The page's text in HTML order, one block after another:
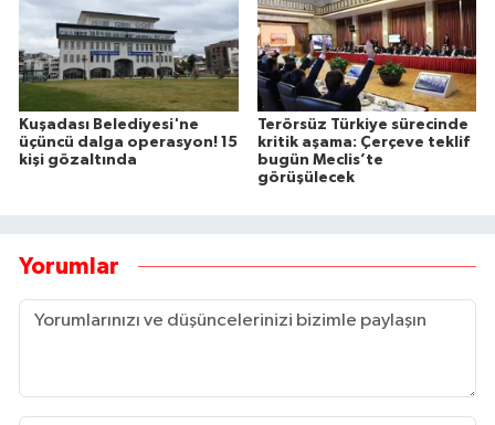
Kuşadası Belediyesi'ne
üçüncü dalga operasyon! 15
kişi gözaltında
Terörsüz Türkiye sürecinde
kritik aşama: Çerçeve teklif
bugün Meclis’te
görüşülecek
Yorumlar